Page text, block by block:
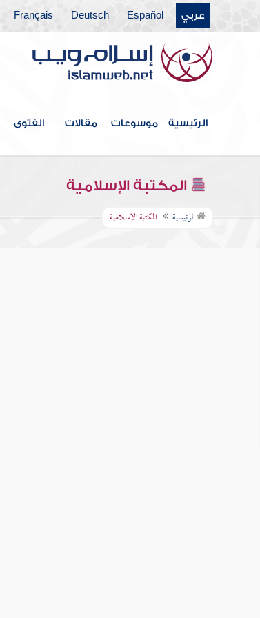
عربي Español
Deutsch
Français
الرئيسية موسوعات مقالات الفتوى
المكتبة الإسلامية
الرئيسية المكتبة الإسلامية